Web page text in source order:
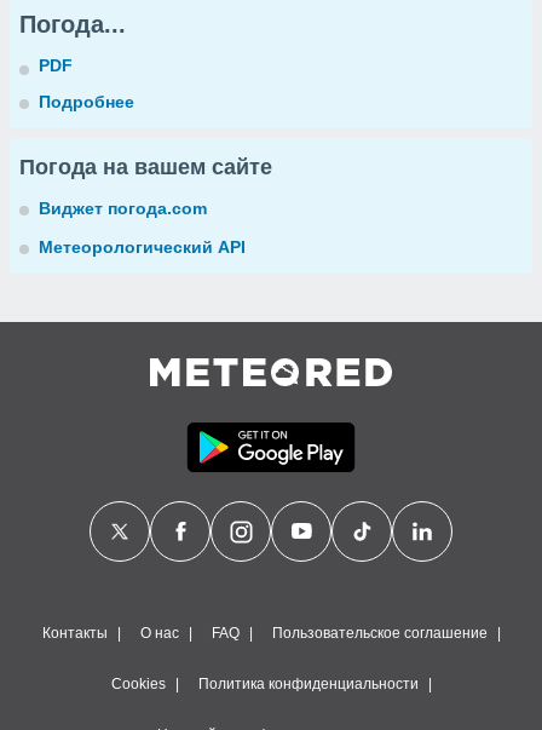
Погода...
PDF
Подробнее
Погода на вашем сайте
Виджет погода.com
Метеорологический API
Контакты О нас FAQ Пользовательское соглашение
Cookies Политика конфиденциальности